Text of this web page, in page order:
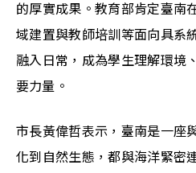
的厚實成果。教育部肯定臺南
域建置與教師培訓等面向具系
融入日常，成為學生理解環境
要力量。
市長黃偉哲表示，臺南是一座
化到自然生態，都與海洋緊密